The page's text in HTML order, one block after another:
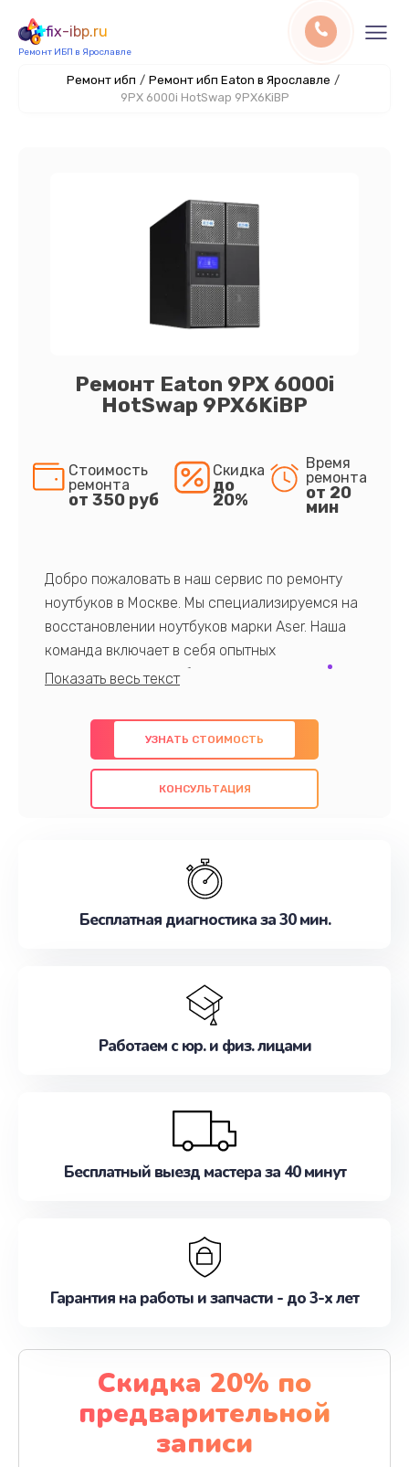
fix-ibp.ru
Ремонт ИБП в Ярославле
Ремонт ибп / Ремонт ибп Eaton в Ярославле /
9PX 6000i HotSwap 9PX6KiBP
Ремонт Eaton 9PX 6000i
HotSwap 9PX6KiBP
Стоимость
ремонта
от 350 руб
Скидка
до
20%
Время
ремонта
от 20
мин
Добро пожаловать в наш сервис по ремонту
ноутбуков в Москве. Мы специализируемся на
восстановлении ноутбуков марки Aser. Наша
команда включает в себя опытных
профессионалов с обширными знаниями и
предлагаем быстрый и качественный ремонт с
использованием оригинальных компонентов, а
также гарантируем качество всех
проведенных работ. Наша цель - предоставить
наилучшим образом. Не медлите записаться на
УЗНАТЬ СТОИМОСТЬ
КОНСУЛЬТАЦИЯ
Бесплатная диагностика за 30 мин.
Работаем с юр. и физ. лицами
Бесплатный выезд мастера за 40 минут
Гарантия на работы и запчасти - до 3-х лет
Скидка 20% по
предварительной
записи